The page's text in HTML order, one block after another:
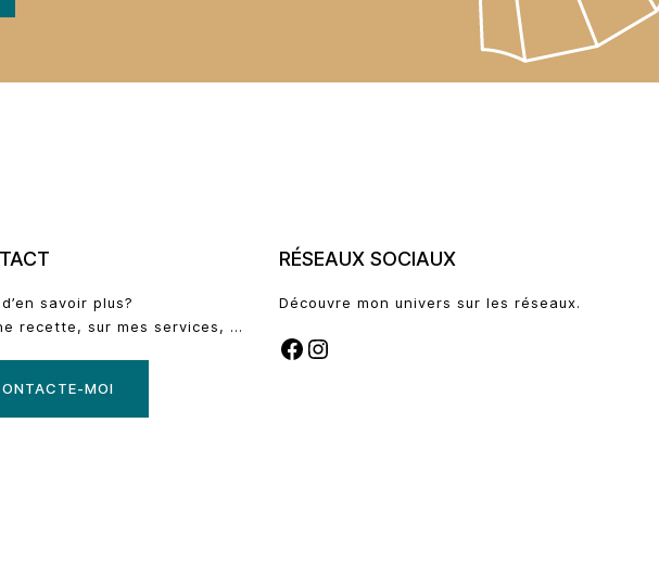
savoir plus?
recette, sur mes services, …
MOI
RÉSEAUX SOCIAUX
Découvre mon univers sur les réseaux.
FACEBOOK
INSTAGRAM